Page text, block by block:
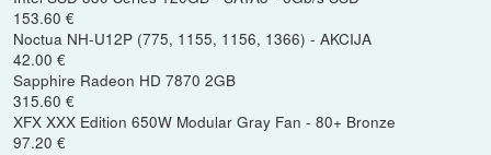
153.60 €
Noctua NH-U12P (775, 1155, 1156, 1366) - AKCIJA
42.00 €
Sapphire Radeon HD 7870 2GB
315.60 €
XFX XXX Edition 650W Modular Gray Fan - 80+ Bronze
97.20 €